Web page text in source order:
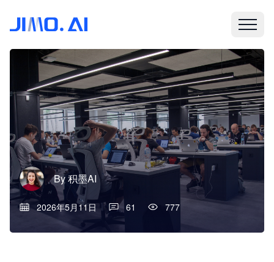
By积墨AI
2026年5月11日 61 777